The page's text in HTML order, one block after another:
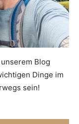
Blog
Dinge im
sein!